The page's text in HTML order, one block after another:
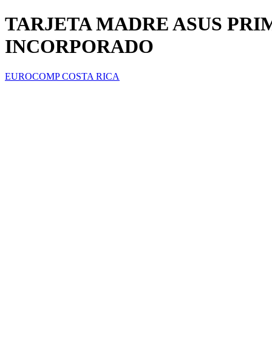
TARJETA MADRE ASUS
INCORPORADO
EUROCOMP COSTA RICA